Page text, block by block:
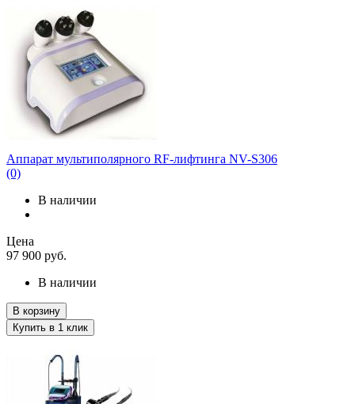
Аппарат мультиполярного RF-лифтинга NV-S306
(0)
В наличии
Цена
97 900 руб.
В наличии
В корзину
Купить в 1 клик